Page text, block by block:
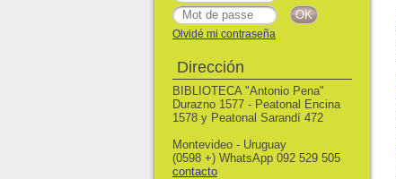
Olvidé mi contraseña
Dirección
BIBLIOTECA "Antonio Pena"
Durazno 1577 - Peatonal Encina
1578 y Peatonal Sarandí 472
Montevideo - Uruguay
(0598 +) WhatsApp 092 529 505
contacto